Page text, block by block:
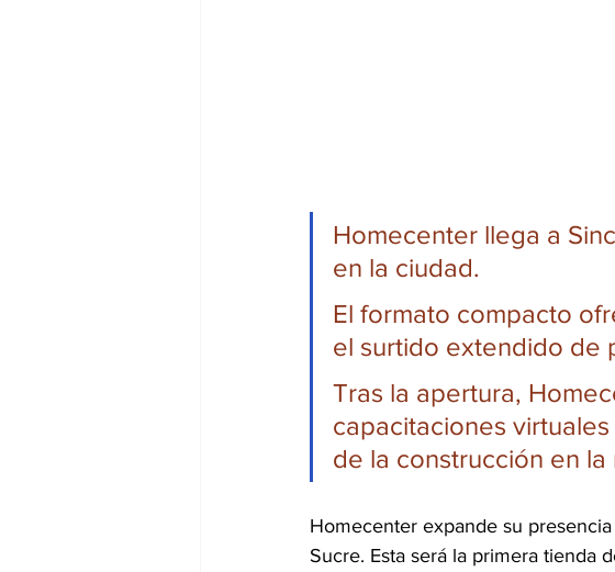
Homecenter llega a
en la ciudad.
El formato compacto
el surtido extendido de
Tras la apertura,
capacitaciones
de la construcción en la
Homecenter expande su
Sucre. Esta será la primera tienda